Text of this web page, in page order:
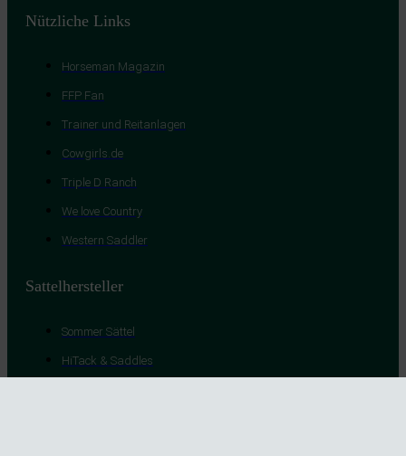
Nützliche Links
Horseman Magazin
FFP Fan
Trainer und Reitanlagen
Cowgirls.de
Triple D Ranch
We love Country
Western Saddler
Sattelhersteller
Sommer Sättel
HiTack & Saddles